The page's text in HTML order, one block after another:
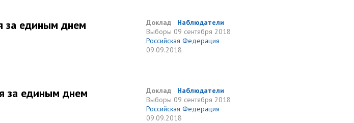
за единым днем
Доклад
Наблюдатели
Выборы 09 сентября 2018
Российская Федерация
09.09.2018
за единым днем
Доклад
Наблюдатели
Выборы 09 сентября 2018
Российская Федерация
09.09.2018